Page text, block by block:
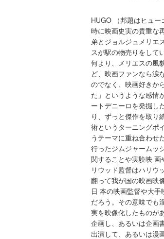
HUGO （邦題はヒュ
時に映画史実の貴重な
弟とジョルジュメリエ
スが駅の物売りをして
何より、メリエスの風
ど、映画ファンなら涙
のでなく、映画好きか
た」というような感情
ートデニーロを発掘し
り、ずっと傑作を取り
術というターニングポ
うテーマに重ね合わせ
行ったジムジャームッ
関することや実験映
リウッド監督はハリウ
翻って我が国の映画映
日 本の映画監督や大
だろう。その意味でも
実を映像化したものが
企画し、あるいは企画
出演して、あるいは漫